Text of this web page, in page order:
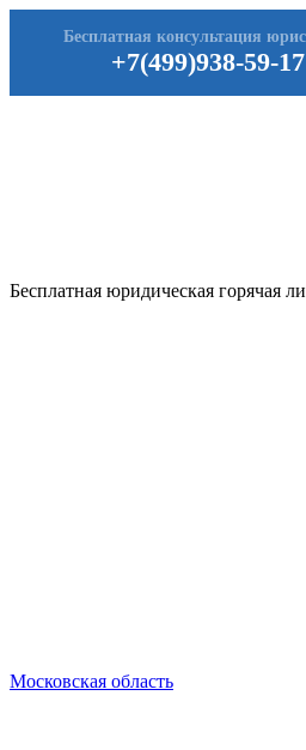
+7(499)938-59-17
Бесплатная консультация
Бесплатная юридическая горячая
Московская область